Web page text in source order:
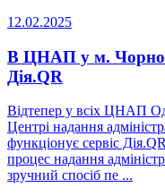
12.02.2025
В ЦНАП у м.
Дія.QR
Відтепер у всіх ЦНАП
Центрі надання
функціонує сервіс
процес надання
зручний спосіб пе ...